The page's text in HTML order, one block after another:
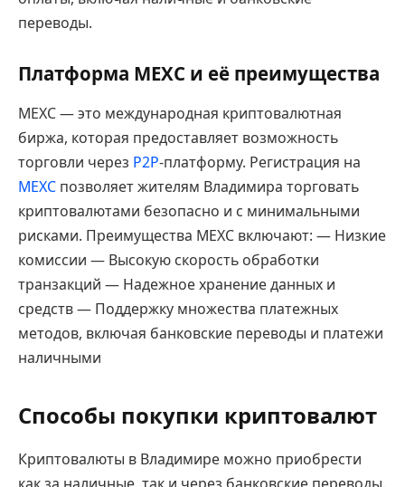
переводы.
Платформа MEXC и её преимущества
MEXC — это международная криптовалютная
биржа, которая предоставляет возможность
торговли через P2P-платформу. Регистрация на
MEXC позволяет жителям Владимира торговать
криптовалютами безопасно и с минимальными
рисками. Преимущества MEXC включают: — Низкие
комиссии — Высокую скорость обработки
транзакций — Надежное хранение данных и
средств — Поддержку множества платежных
методов, включая банковские переводы и платежи
наличными
Способы покупки криптовалют
Криптовалюты в Владимире можно приобрести